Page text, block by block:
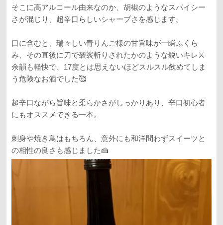
そこに高アルコール由来なのか、胡椒のようなスパイシー
さが混じり、超辛口らしいシャープさを感じます。
口に含むと、瑞々しい青りんご様の甘旨味が一瞬ふくら
み、その直後に刀で袈裟斬りされたかのような鋭いキレ⚔️
余韻も軽快で、17度とは思えないほどスルスル飲めてしま
う危険なお酒でした🥰
超辛口ながら旨味と柔らかさがしっかりあり、辛口初心者
にもオススメできる一本。
刺身や焼き鳥はもちろん、意外にも和洋問わずスイーツと
の相性の良さも感じました🍰